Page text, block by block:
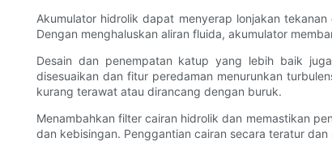
Akumulator hidrolik dapat menyerap lonjakan
Dengan menghaluskan aliran fluida, akumulator
Desain dan penempatan katup yang lebih baik
disesuaikan dan fitur peredaman menurunkan
kurang terawat atau dirancang dengan buruk.
Menambahkan filter cairan hidrolik dan memastikan
dan kebisingan. Penggantian cairan secara teratur